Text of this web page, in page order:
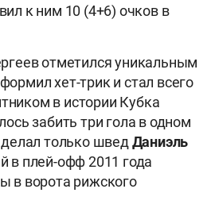
к ним 10 (4+6) очков в
отметился уникальным
хет-трик и стал всего
в истории Кубка
забить три гола в одном
только швед Даниэль
в плей-офф 2011 года
в ворота рижского